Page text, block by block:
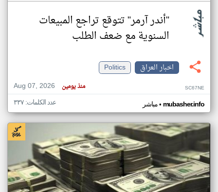
"أندر آرمر" تتوقع تراجع المبيعات
السنوية مع ضعف الطلب
اخبار العراق
Politics
Aug 07, 2026
منذ يومين SC67NE
مباشر• mubasher.info عدد الكلمات: ٣٣٧